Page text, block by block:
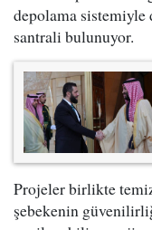
depolama sistemiyle
santrali bulunuyor.
Projeler birlikte
şebekenin